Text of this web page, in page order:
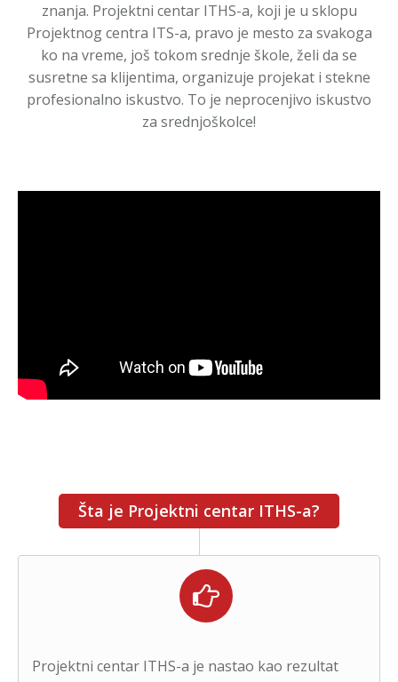
znanja. Projektni centar ITHS-a, koji je u sklopu
Projektnog centra ITS-a, pravo je mesto za svakoga
ko na vreme, još tokom srednje škole, želi da se
susretne sa klijentima, organizuje projekat i stekne
profesionalno iskustvo. To je neprocenjivo iskustvo
za srednjoškolce!
Šta je Projektni centar ITHS-a?
Projektni centar ITHS-a je nastao kao rezultat